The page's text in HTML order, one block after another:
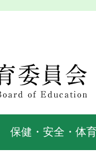
保健・安全・体育